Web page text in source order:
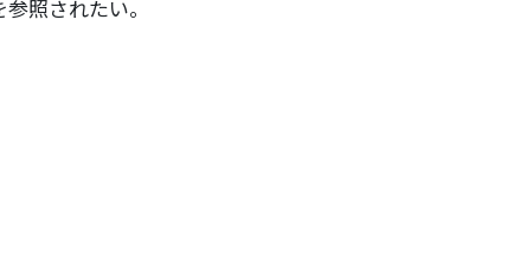
参照されたい。